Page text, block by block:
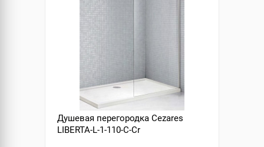
Душевая перегородка Cezares
LIBERTA-L-1-110-C-Cr